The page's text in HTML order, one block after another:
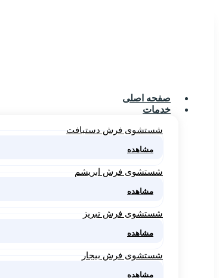
صفحه اصلی
خدمات
شستشوی فرش دستبافت
مشاهده
شستشوی فرش ابریشم
مشاهده
شستشوی فرش تبریز
مشاهده
شستشوی فرش بیجار
مشاهده